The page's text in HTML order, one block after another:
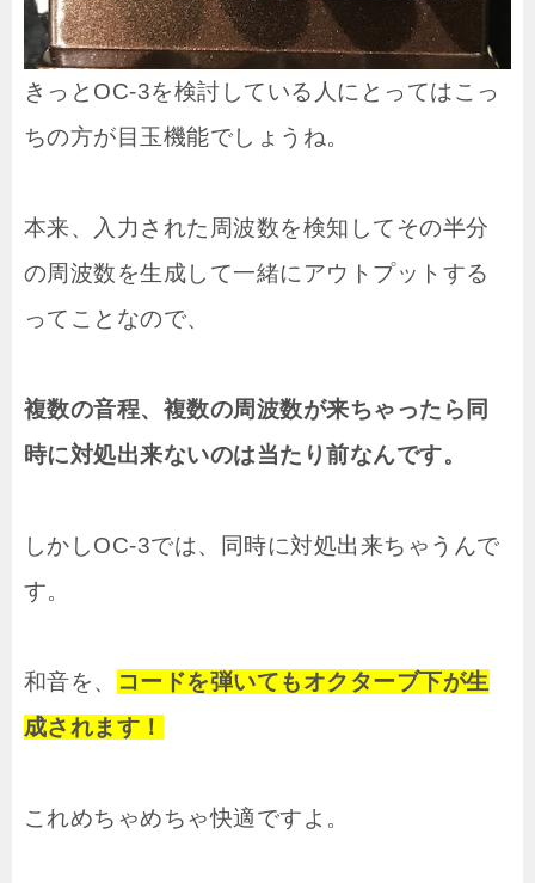
きっとOC-3を検討している人にとってはこっ
ちの方が目玉機能でしょうね。
本来、入力された周波数を検知してその半分
の周波数を生成して一緒にアウトプットする
ってことなので、
複数の音程、複数の周波数が来ちゃったら同
時に対処出来ないのは当たり前なんです。
しかしOC-3では、同時に対処出来ちゃうんで
す。
和音を、
コードを弾いてもオクターブ下が生
成されます！
これめちゃめちゃ快適ですよ。